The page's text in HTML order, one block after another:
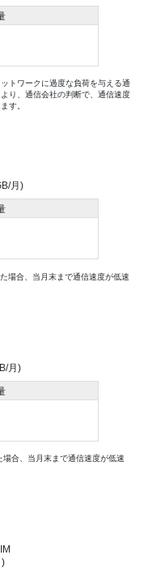
トワークに過度な負荷を与える通
り、通信会社の判断で、通信速度
す。
月)
場合、当月末まで通信速度が低速
月)
合、当月末まで通信速度が低速